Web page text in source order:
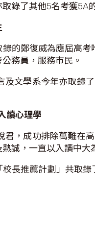
錄了其他5名考獲5A
的鄭復威為應屆高
務員，服務市民。
及文學系今年亦取錄
讀心理學
君，成功排除萬難在
誠，一直以入讀中
長推薦計劃」共取